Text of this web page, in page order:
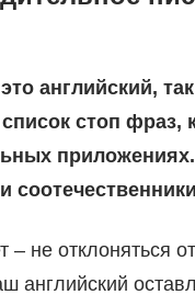
английский,
стоп
– не отклоняться
английский